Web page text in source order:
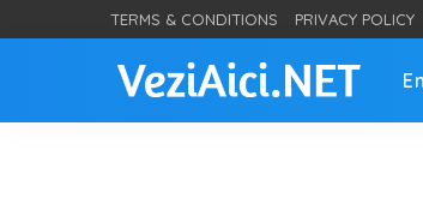
TERMS & CONDITIONS PRIVACY POLICY